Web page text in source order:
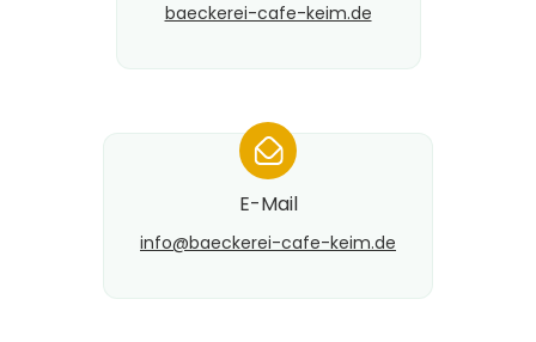
baeckerei-cafe-keim.de
*
E-Mail
info@​baeckerei-cafe-keim.de